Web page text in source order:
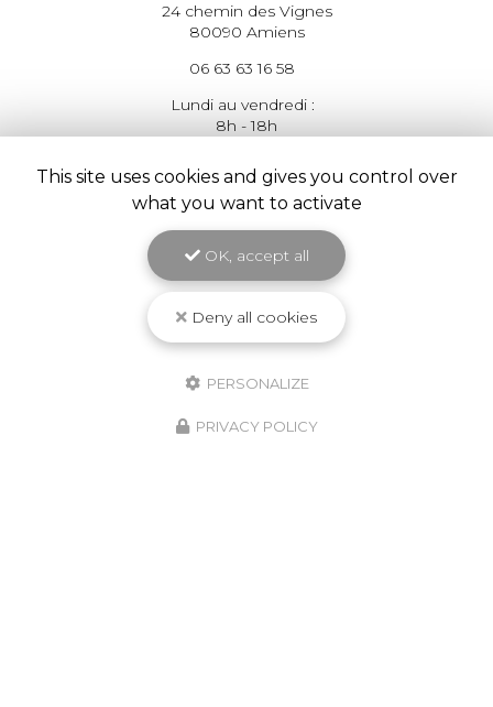
24 chemin des Vignes
80090 Amiens
06 63 63 16 58
Lundi au vendredi :
8h - 18h
Envoyez un message
This site uses cookies and gives you control over
what you want to activate
OK, accept all
Deny all cookies
PERSONALIZE
PRIVACY POLICY